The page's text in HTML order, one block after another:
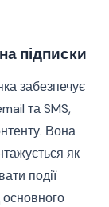
підписки
забезпечує
та SMS,
Вона
як
події